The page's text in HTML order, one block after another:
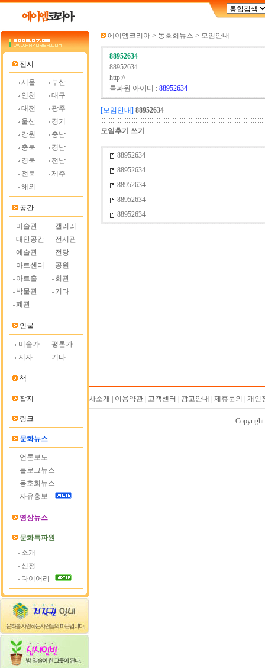
전시
서울
부산
인천
대구
대전
광주
울산
경기
강원
충남
충북
경남
경북
전남
전북
제주
해외
공간
미술관
갤러리
대안공간
전시관
예술관
전당
아트센터
공원
아트홀
회관
박물관
기타
폐관
인물
미술가
평론가
저자
기타
책
잡지
링크
문화뉴스
언론보도
블로그뉴스
동호회뉴스
자유홍보
영상뉴스
문화특파원
소개
신청
다이어리
에이엠코리아 > 동호회뉴스 > 모임안내
88952634
88952634
http://
특파원 아이디 :88952634
[모임안내] 88952634
모임후기 쓰기
88952634
88952634
88952634
88952634
88952634
회사소개 | 이용약관 | 고객센터 | 광고안내 | 제휴문의 | 개
Copyright